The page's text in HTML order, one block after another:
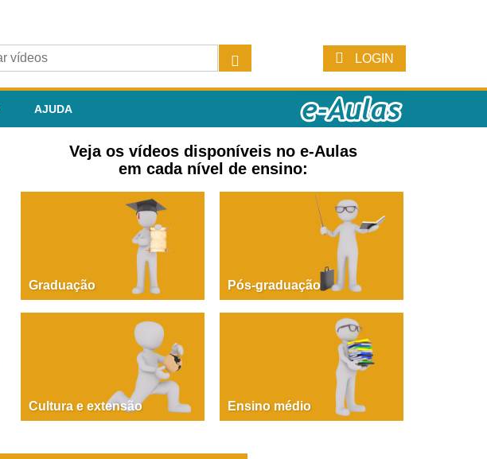
LOGIN
AJUDA
PAOLA GIUSTINA BACCIN
Dire, fare, partire! Aula 1 – parte 1
Veja os vídeos disponíveis no e-Aulas
em cada nível de ensino:
Graduação Pós-graduação
Cultura e extensão Ensino médio